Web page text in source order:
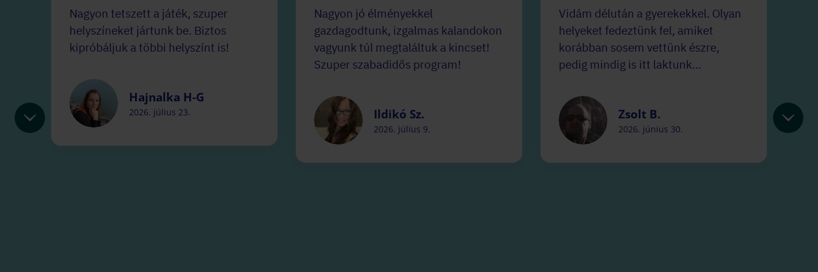
Nagyon tetszett a játék, szuper
helyszíneket jártunk be. Biztos
kipróbáljuk a többi helyszínt is!
Hajnalka H-G
2026. július 23.
Nagyon jó élményekkel
gazdagodtunk, izgalmas kalandokon
vagyunk túl megtaláltuk a kincset!
Szuper szabadidős program!
Ildikó Sz.
2026. július 9.
Vidám délután a gyerekekkel. Olyan
helyeket fedeztünk fel, amiket
korábban sosem vettünk észre,
pedig mindig is itt laktunk...
Zsolt B.
2026. június 30.